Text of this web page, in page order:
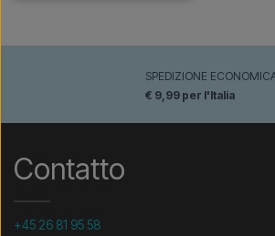
SPEDIZIONE
€ 9,99 per l'Italia
Contatto
+45 26 81 95 58